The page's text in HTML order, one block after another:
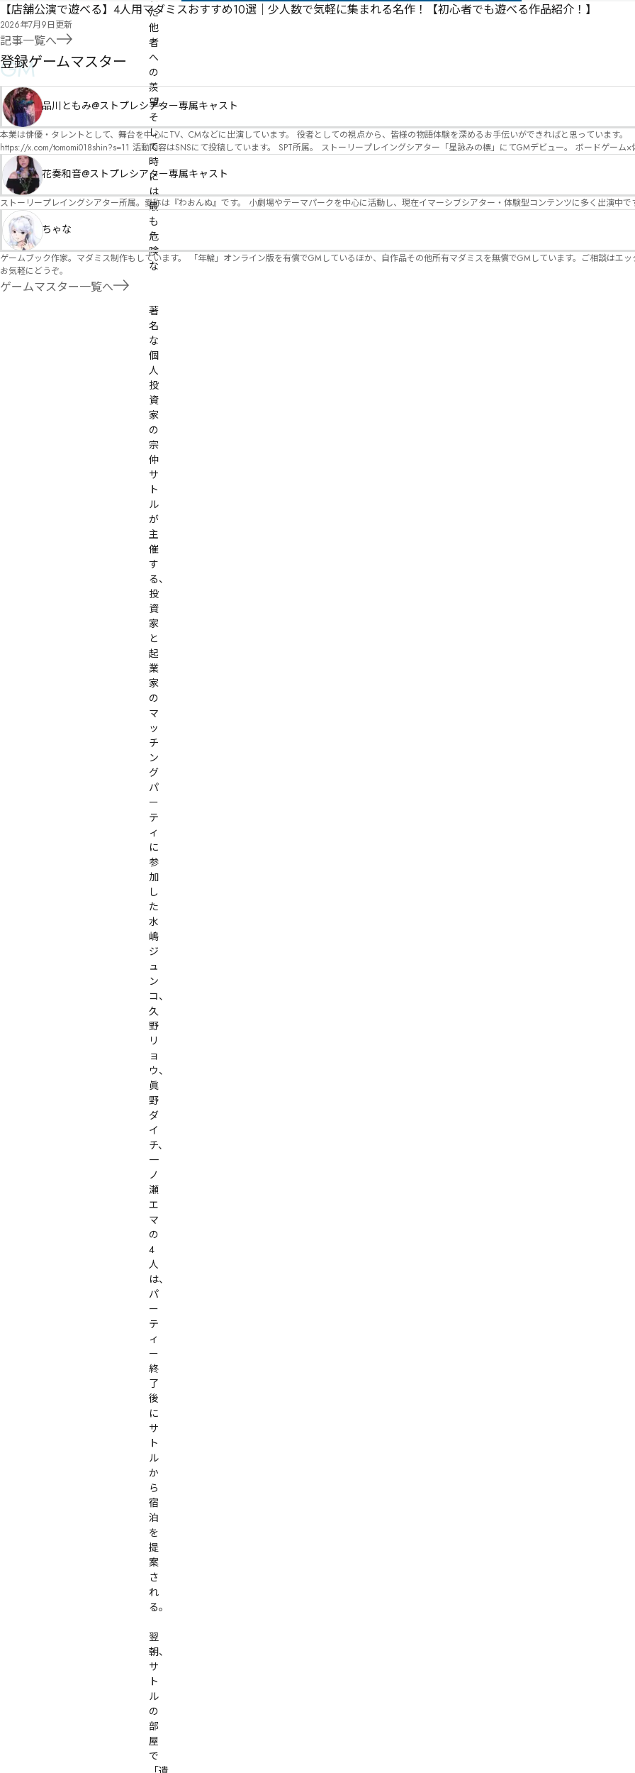
た
他
者
へ
の
羨
望。
そ
し
て
時
に
は
最
も
危
険
な
著
名
な
個
人
投
資
家
の
宗
仲
サ
ト
ル
が
主
催
す
る、
投
資
家
と
起
業
家
の
マ
ッ
チ
ン
グ
パ
ー
テ
ィ
に
参
加
し
た
水
嶋
ジ
ュ
ン
コ、
久
野
リ
ョ
ウ、
眞
野
ダ
イ
チ、
一
ノ
瀬
エ
マ
の
4
人
は、
パ
ー
テ
ィ
ー
終
了
後
に
サ
ト
ル
か
ら
宿
泊
を
提
案
さ
れ
る。
翌
朝、
サ
ト
ル
の
部
屋
で
【店舗公演で遊べる】4人用マダミスおすすめ10選｜少人数で気軽に集まれる名作！【初心者でも遊べる作品紹介！】
2026年7月9日更新
記事一覧へ
GM
登録ゲームマスター
品川ともみ@ストプレシアター専属キャスト
本業は俳優・タレントとして、舞台を中心にTV、CMなどに出演しています。 役者としての視点から、皆様の物語体験を深めるお手伝いができればと思っています。
https://x.com/tomomi018shin?s=11 活動内容はSNSにて投稿しています。 SPT所属。 ストーリープレイングシアター「星詠みの標」にてGMデビュー。 ボードゲーム×体感型演劇 イマ
ーシブカフェ「コアクト」(不定期開催)出演中。
花奏和音@ストプレシアター専属キャスト
ストーリープレイングシアター所属。愛称は『わおんぬ』です。 小劇場やテーマパークを中心に活動し、現在イマーシブシアター・体験型コンテンツに多く出演中で
ちゃな
ゲームブック作家。マダミス制作もしています。 「年輪」オンライン版を有償でGMしているほか、自作品その他所有マダミスを無償でGMしています。ご相談はエッ
お気軽にどうぞ。
ゲームマスター一覧へ